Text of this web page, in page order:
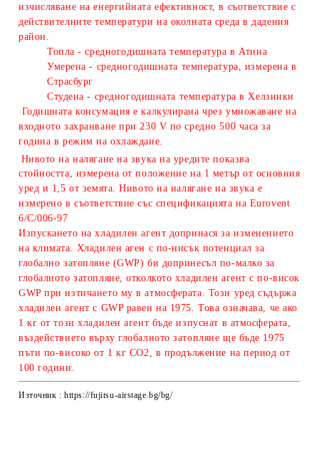
изчисляване на енергийната ефективност, в съответствие с
действителните температури на околната среда в дадения
район.
Топла - средногодишната температура в Атина
Умерена - средногодишната температура, измерена в
Страсбург
Студена - средногодишната температура в Хелзинки
Годишната консумация е калкулирана чрез умножаване на
входното захранване при 230 V по средно 500 часа за
година в режим на охлаждане.
Нивото на налягане на звука на уредите показва
стойността, измерена от положение на 1 метър от основния
уред и 1,5 от земята. Нивото на налягане на звука е
измерено в съответствие със спецификацията на Eurovent
6/C/006-97
Изпускането на хладилен агент допринася за изменението
на климата. Хладилен аген с по-нисък потенциал за
глобално затопляне (GWP) би допринесъл по-малко за
глобалното затопляне, отколкото хладилен агент с по-висок
GWP при изтичането му в атмосферата. Този уред съдържа
хладилен агент с GWP равeн на 1975. Това означава, че ако
1 кг от този хладилен агент бъде изпуснат в атмосферата,
въздействието върху глобалното затопляне ще бъде 1975
пъти по-високо от 1 кг CO2, в продължение на период от
100 години.
Източник : https://fujitsu-airstage.bg/bg/